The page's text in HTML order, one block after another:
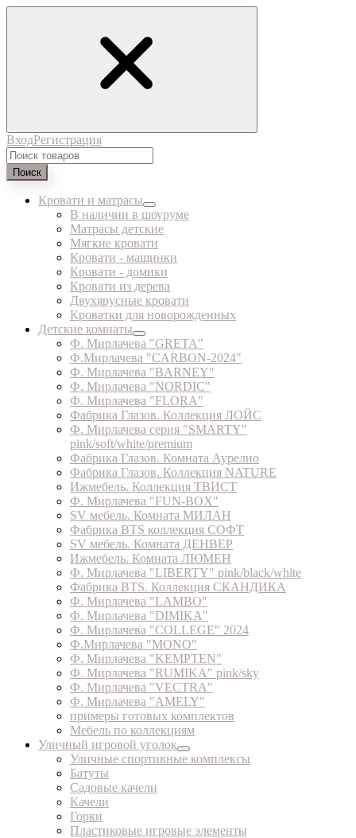
ВходРегистрация
Поиск
Кровати и матрасы
В наличии в шоуруме
Матрасы детские
Мягкие кровати
Кровати - машинки
Кровати - домики
Кровати из дерева
Двухярусные кровати
Кроватки для новорожденных
Детские комнаты
Ф. Мирлачева "GRETA"
Ф.Мирлачева "CARBON-2024"
Ф. Мирлачева "BARNEY"
Ф. Мирлачева "NORDIC"
Ф. Мирлачева "FLORA"
Фабрика Глазов. Коллекция ЛОЙС
Ф. Мирлачева серия "SMARTY"
pink/soft/white/premium
Фабрика Глазов. Комната Аурелио
Фабрика Глазов. Коллекция NATURE
Ижмебель. Коллекция ТВИСТ
Ф. Мирлачева "FUN-BOX"
SV мебель. Комната МИЛАН
Фабрика BTS коллекция СОФТ
SV мебель. Комната ДЕНВЕР
Ижмебель. Комната ЛЮМЕН
Ф. Мирлачева "LIBERTY" pink/black/white
Фабрика BTS. Коллекция СКАНДИКА
Ф. Мирлачева "LAMBO"
Ф. Мирлачева "DIMIKA"
Ф. Мирлачева "COLLEGE" 2024
Ф.Мирлачева "MONO"
Ф. Мирлачева "KEMPTEN"
Ф. Мирлачева "RUMIKA" pink/sky
Ф. Мирлачева "VECTRA"
Ф. Мирлачева "AMELY"
примеры готовых комплектов
Мебель по коллекциям
Уличный игровой уголок
Уличные спортивные комплексы
Батуты
Садовые качели
Качели
Горки
Пластиковые игровые элементы